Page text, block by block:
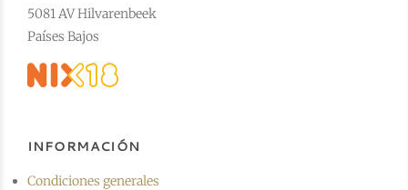
5081 AV Hilvarenbeek
Países Bajos
INFORMACIÓN
Condiciones generales